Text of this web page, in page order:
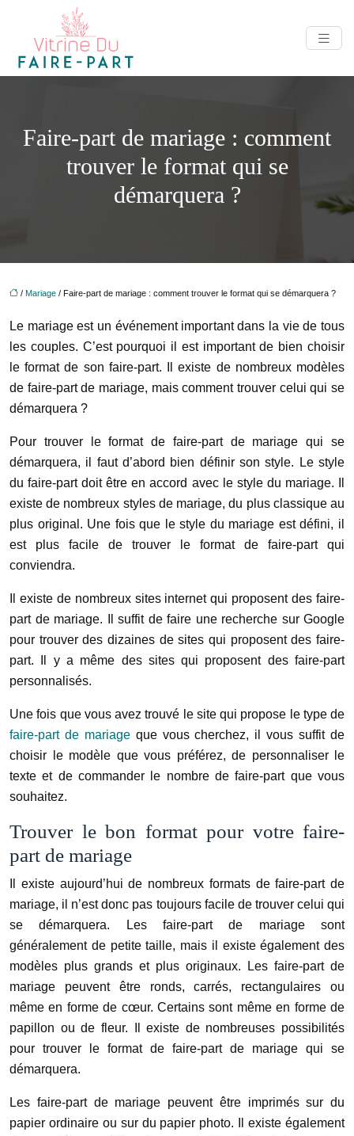
Faire-part de mariage : comment
trouver le format qui se
démarquera ?
/ Mariage / Faire-part de mariage : comment trouver le format qui se démarquera ?
Le mariage est un événement important dans la vie de tous
les couples. C’est pourquoi il est important de bien choisir
le format de son faire-part. Il existe de nombreux modèles
de faire-part de mariage, mais comment trouver celui qui se
démarquera ?
Pour trouver le format de faire-part de mariage qui se
démarquera, il faut d’abord bien définir son style. Le style
du faire-part doit être en accord avec le style du mariage. Il
existe de nombreux styles de mariage, du plus classique au
plus original. Une fois que le style du mariage est défini, il
est plus facile de trouver le format de faire-part qui
conviendra.
Il existe de nombreux sites internet qui proposent des faire-
part de mariage. Il suffit de faire une recherche sur Google
pour trouver des dizaines de sites qui proposent des faire-
part. Il y a même des sites qui proposent des faire-part
personnalisés.
Une fois que vous avez trouvé le site qui propose le type de
faire-part de mariageque vous cherchez, il vous suffit de
choisir le modèle que vous préférez, de personnaliser le
texte et de commander le nombre de faire-part que vous
souhaitez.
Trouver le bon format pour votre faire-
part de mariage
Il existe aujourd’hui de nombreux formats de faire-part de
mariage, il n’est donc pas toujours facile de trouver celui qui
se démarquera. Les faire-part de mariage sont
généralement de petite taille, mais il existe également des
modèles plus grands et plus originaux. Les faire-part de
mariage peuvent être ronds, carrés, rectangulaires ou
même en forme de cœur. Certains sont même en forme de
papillon ou de fleur. Il existe de nombreuses possibilités
pour trouver le format de faire-part de mariage qui se
démarquera.
Les faire-part de mariage peuvent être imprimés sur du
papier ordinaire ou sur du papier photo. Il existe également